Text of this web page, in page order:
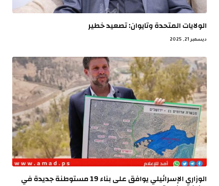
الولايات المتحدة وتايوان: تصعيد خطير
ديسمبر 21, 2025
الوزاري الإسرائيلي يوافق على بناء 19 مستوطنة جديدة في